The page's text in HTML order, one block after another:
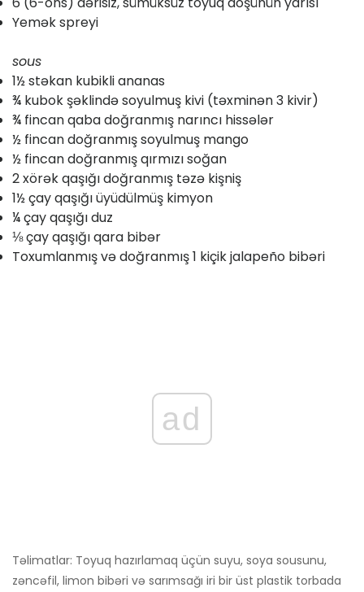
Yemək spreyi
sous
1½ stəkan kubikli ananas
¾ kubok şəklində soyulmuş kivi (təxminən 3 kivir)
¾ fincan qaba doğranmış narıncı hissələr
½ fincan doğranmış soyulmuş mango
½ fincan doğranmış qırmızı soğan
2 xörək qaşığı doğranmış təzə kişniş
1½ çay qaşığı üyüdülmüş kimyon
¼ çay qaşığı duz
⅛ çay qaşığı qara bibər
Toxumlanmış və doğranmış 1 kiçik jalapeño bibəri
ad
Təlimatlar: Toyuq hazırlamaq üçün suyu, soya sousunu,
zəncəfil, limon bibəri və sarımsağı iri bir üst plastik torbada